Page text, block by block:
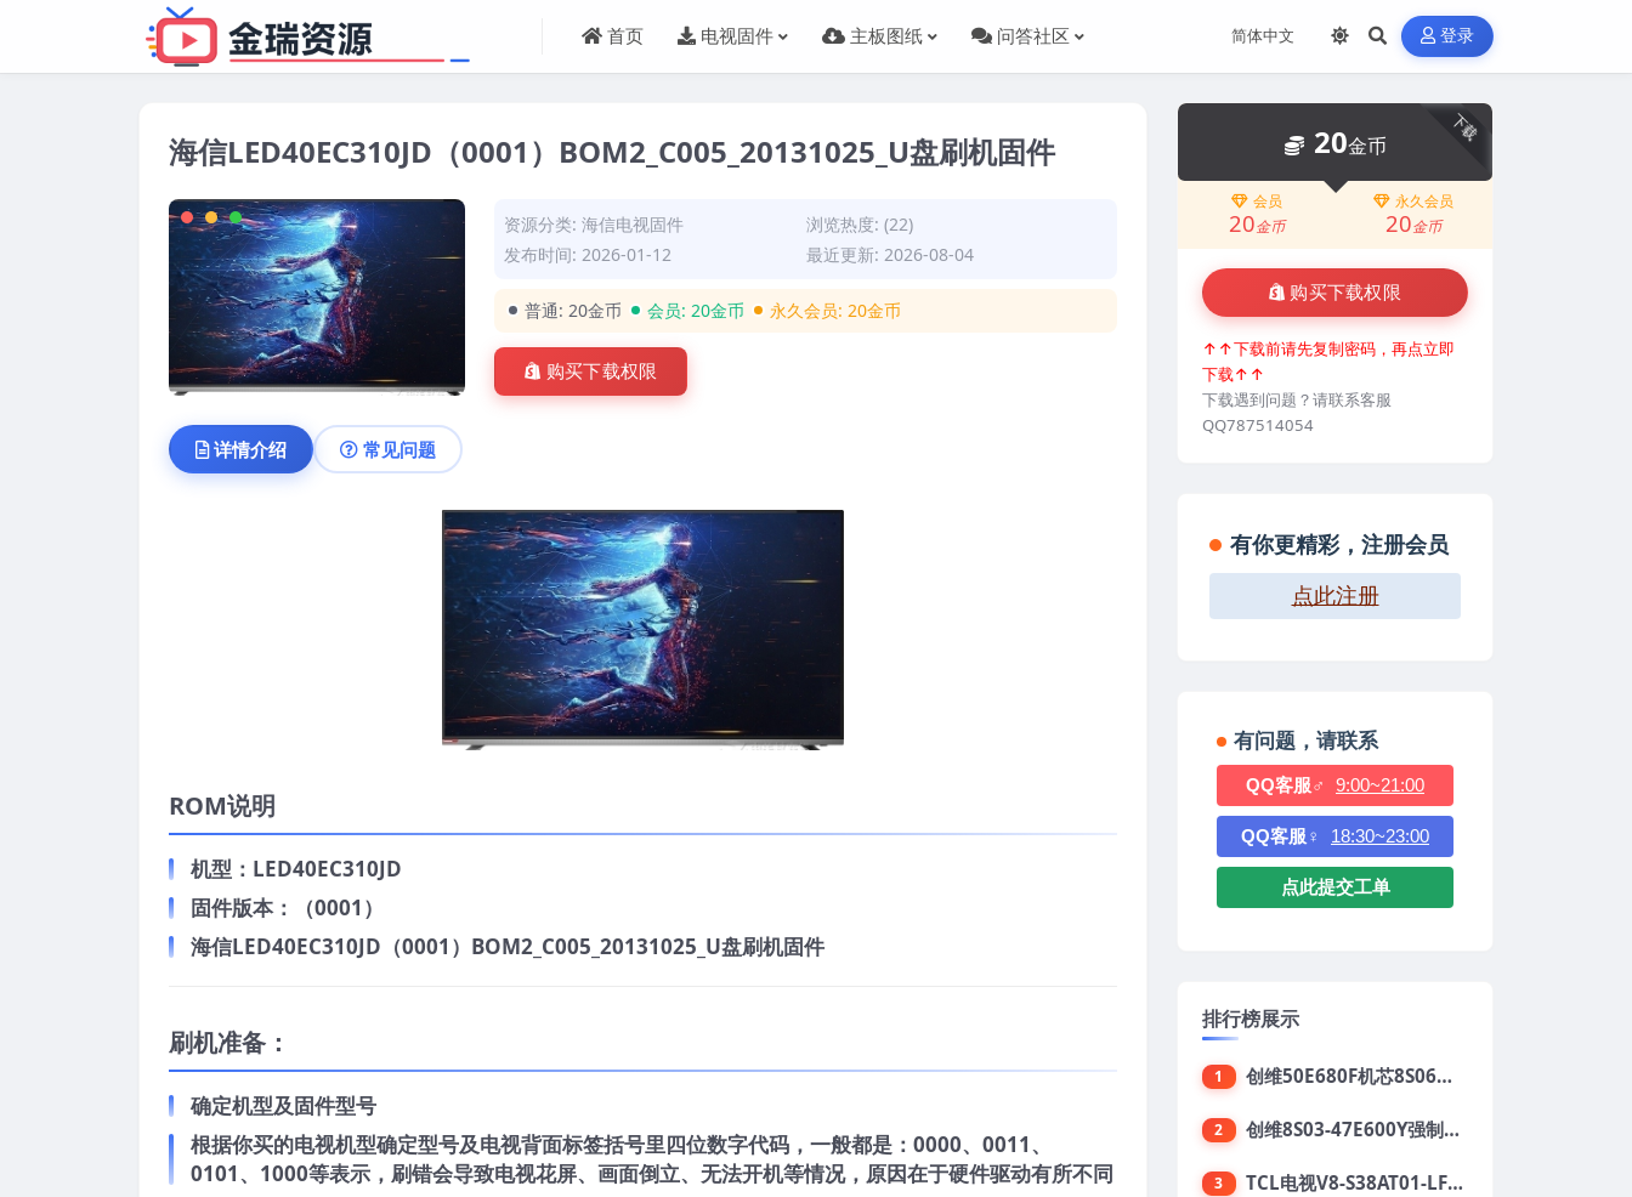
首页 电视固件 主板图纸 问答社区 登录
海信LED40EC310JD（0001）BOM2_C005_20131025_U盘刷机固件
资源分类:海信电视固件
浏览热度: (22)
发布时间: 2026-01-12
最近更新: 2026-08-04
普通:20金币 会员:20金币 永久会员:20金币
购买下载权限
详情介绍 常见问题
ROM说明
机型：LED40EC310JD
固件版本：（0001）
海信LED40EC310JD（0001）BOM2_C005_20131025_U盘刷机固件
刷机准备：
确定机型及固件型号
根据你买的电视机型确定型号及电视背面标签括号里四位数字代码，一般都是：0000、0011、
0101、1000等表示，刷错会导致电视花屏、画面倒立、无法开机等情况，原因在于硬件驱动有所不同
下载
20金币
会员
20金币
永久会员
20金币
购买下载权限
↑↑下载前请先复制密码，再点立即
下载↑↑
下载遇到问题？请联系客服
QQ787514054
有你更精彩，注册会员
点此注册
有问题，请联系
QQ客服♂ 9:00~21:00
QQ客服♀ 18:30~23:00
点此提交工单
排行榜展示
1 创维50E680F机芯8S06强制升级刷机包
2 创维8S03-47E600Y强制升级软件刷机电视固件包
3 TCL电视V8-S38AT01-LF1V123版本强刷电视固件包下载